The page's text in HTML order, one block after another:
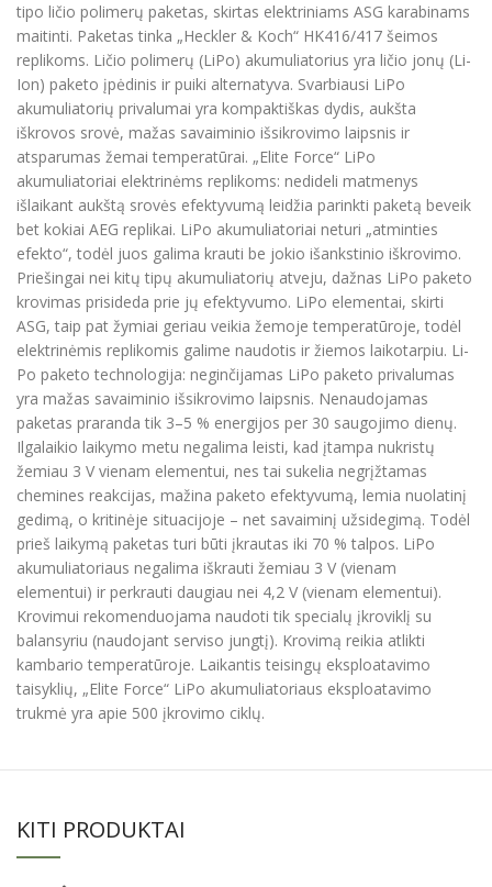
tipo ličio polimerų paketas, skirtas elektriniams ASG karabinams
maitinti. Paketas tinka „Heckler & Koch“ HK416/417 šeimos
replikoms. Ličio polimerų (LiPo) akumuliatorius yra ličio jonų (Li-
Ion) paketo įpėdinis ir puiki alternatyva. Svarbiausi LiPo
akumuliatorių privalumai yra kompaktiškas dydis, aukšta
iškrovos srovė, mažas savaiminio išsikrovimo laipsnis ir
atsparumas žemai temperatūrai. „Elite Force“ LiPo
akumuliatoriai elektrinėms replikoms: nedideli matmenys
išlaikant aukštą srovės efektyvumą leidžia parinkti paketą beveik
bet kokiai AEG replikai. LiPo akumuliatoriai neturi „atminties
efekto“, todėl juos galima krauti be jokio išankstinio iškrovimo.
Priešingai nei kitų tipų akumuliatorių atveju, dažnas LiPo paketo
krovimas prisideda prie jų efektyvumo. LiPo elementai, skirti
ASG, taip pat žymiai geriau veikia žemoje temperatūroje, todėl
elektrinėmis replikomis galime naudotis ir žiemos laikotarpiu. Li-
Po paketo technologija: neginčijamas LiPo paketo privalumas
yra mažas savaiminio išsikrovimo laipsnis. Nenaudojamas
paketas praranda tik 3–5 % energijos per 30 saugojimo dienų.
Ilgalaikio laikymo metu negalima leisti, kad įtampa nukristų
žemiau 3 V vienam elementui, nes tai sukelia negrįžtamas
chemines reakcijas, mažina paketo efektyvumą, lemia nuolatinį
gedimą, o kritinėje situacijoje – net savaiminį užsidegimą. Todėl
prieš laikymą paketas turi būti įkrautas iki 70 % talpos. LiPo
akumuliatoriaus negalima iškrauti žemiau 3 V (vienam
elementui) ir perkrauti daugiau nei 4,2 V (vienam elementui).
Krovimui rekomenduojama naudoti tik specialų įkroviklį su
balansyriu (naudojant serviso jungtį). Krovimą reikia atlikti
kambario temperatūroje. Laikantis teisingų eksploatavimo
taisyklių, „Elite Force“ LiPo akumuliatoriaus eksploatavimo
trukmė yra apie 500 įkrovimo ciklų.
KITI PRODUKTAI